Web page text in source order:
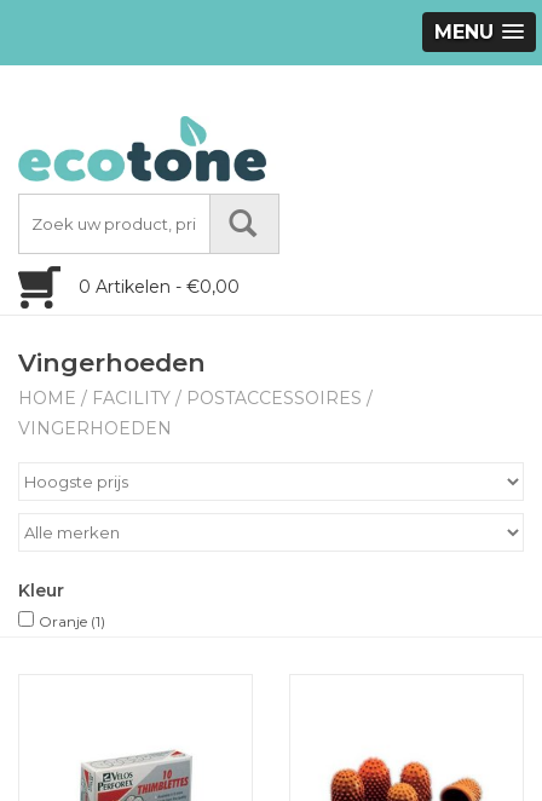
MENU
0 Artikelen - €0,00
Vingerhoeden
HOME / FACILITY / POSTACCESSOIRES /
VINGERHOEDEN
Kleur
Oranje (1)